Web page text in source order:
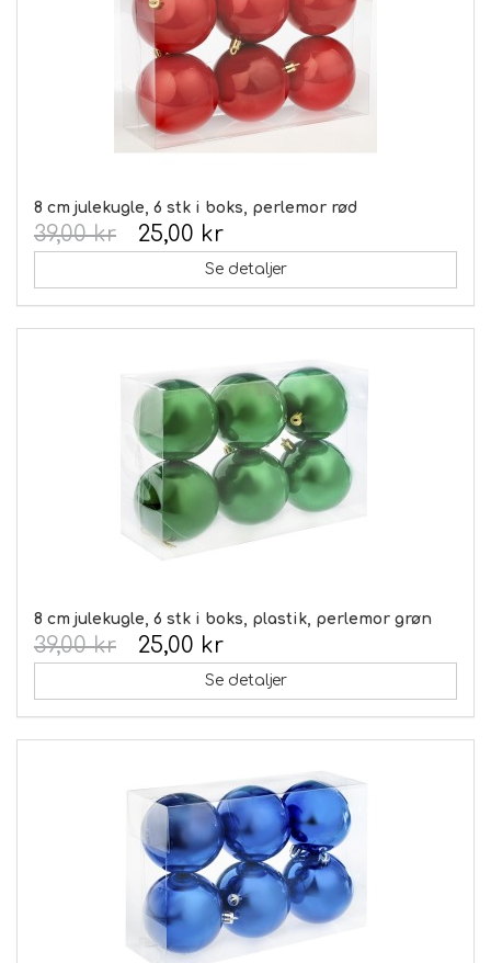
8 cm julekugle, 6 stk i boks, perlemor rød
25,00 kr
39,00 kr
Se detaljer
8 cm julekugle, 6 stk i boks, plastik, perlemor grøn
25,00 kr
39,00 kr
Se detaljer